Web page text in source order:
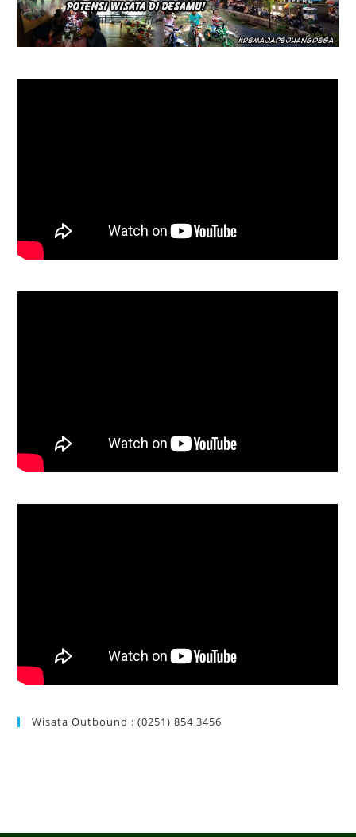
Wisata Outbound : (0251) 854 3456